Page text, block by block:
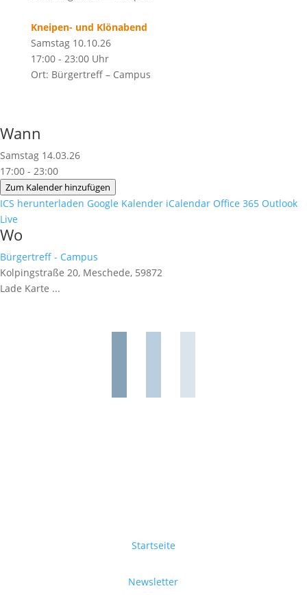
Kneipen- und Klönabend
Samstag 10.10.26
17:00 - 23:00 Uhr
Ort: Bürgertreff – Campus
Wann
Samstag 14.03.26
17:00 - 23:00
Zum Kalender hinzufügen
ICS herunterladen Google Kalender iCalendar Office 365 Outlook
Live
Wo
Bürgertreff - Campus
Kolpingstraße 20, Meschede, 59872
Lade Karte ...
Startseite
Newsletter